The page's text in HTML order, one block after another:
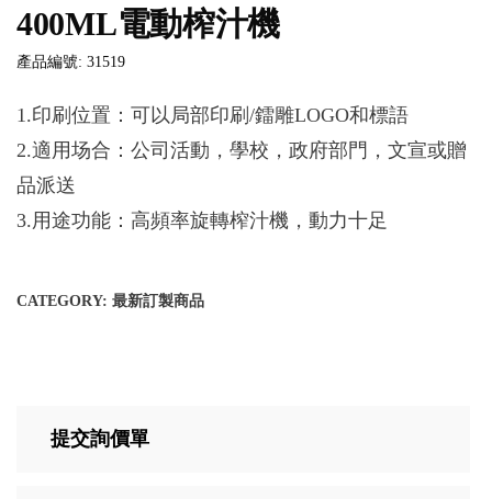
400ML電動榨汁機
產品編號: 31519
1.印刷位置：可以局部印刷/鐳雕LOGO和標語
2.適用场合：公司活動，學校，政府部門，文宣或贈
品派送
3.用途功能：高頻率旋轉榨汁機，動力十足
CATEGORY: 最新訂製商品
提交詢價單